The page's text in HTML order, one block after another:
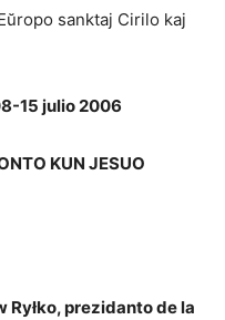
sanktaj Cirilo kaj
15 julio 2006
KUN JESUO
Ryłko, prezidanto de la